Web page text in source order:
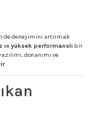
de deneyimini artırmak
veyüksek performanslı bir
donanımı ve
.